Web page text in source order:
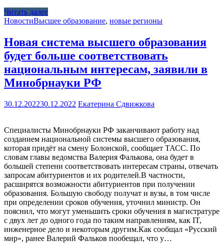
Читать далее
НовостиВысшее образование, новые регионы
Новая система высшего образования
будет больше соответствовать
национальным интересам, заявили в
Минобрнауки РФ
30.12.202230.12.2022 Екатерина Сдвижкова
Специалисты Минобрнауки РФ заканчивают работу над
созданием национальной системы высшего образования,
которая придёт на смену Болонской, сообщает ТАСС. По
словам главы ведомства Валерия Фалькова, она будет в
большей степени соответствовать интересам страны, отвечать
запросам абитуриентов и их родителей.В частности,
расширятся возможности абитуриентов при получении
образования. Большую свободу получат и вузы, в том числе
при определении сроков обучения, уточнил министр. Он
пояснил, что могут уменьшить сроки обучения в магистратуре
с двух лет до одного года по таким направлениям, как IT,
инженерное дело и некоторым другим.Как сообщал «Русский
мир», ранее Валерий Фальков пообещал, что у…